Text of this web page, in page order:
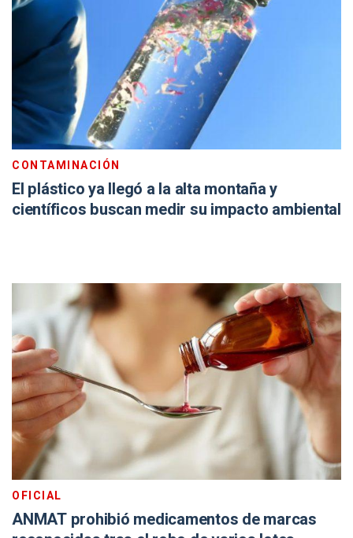
CONTAMINACIÓN
El plástico ya llegó a la alta montaña y
científicos buscan medir su impacto ambiental
OFICIAL
ANMAT prohibió medicamentos de marcas